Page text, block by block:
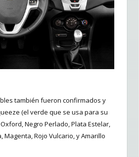
también fueron confirmados y
(el verde que se usa para su
Negro Perlado, Plata Estelar,
Magenta, Rojo Vulcario, y Amarillo